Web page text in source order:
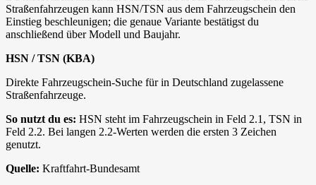
Straßenfahrzeugen kann HSN/TSN aus dem Fahrzeugschein den
Einstieg beschleunigen; die genaue Variante bestätigst du
anschließend über Modell und Baujahr.
HSN / TSN (KBA)
Direkte Fahrzeugschein-Suche für in Deutschland zugelassene
Straßenfahrzeuge.
So nutzt du es: HSN steht im Fahrzeugschein in Feld 2.1, TSN in
Feld 2.2. Bei langen 2.2-Werten werden die ersten 3 Zeichen
genutzt.
Quelle: Kraftfahrt-Bundesamt